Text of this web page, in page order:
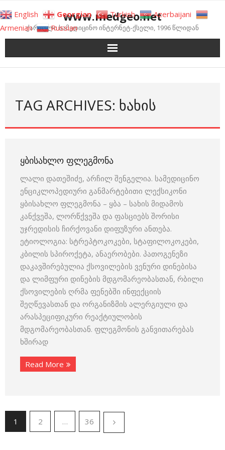
to
content
www.medgeo.net
ქართული სამედიცინო ინტერნეტ-ქსელი, 1996 წლიდან
TAG ARCHIVES: ᲮᲐᲮᲘᲡ
ᲧᲑᲘᲡᲐᲮᲚᲝ ᲤᲚᲔᲒᲛᲝᲜᲐ
ლალი დათეშიძე, არჩილ შენგელია. სამედიცინო
ენციკლოპედიური განმარტებითი ლექსიკონი
ყბისახლო ფლეგმონა – ყბა – სახის მიდამოს
კანქვეშა, ლორწქვეშა და ფასციებს შორისი
უჯრედისის ჩირქოვანი დიფუზური ანთება.
ეტიოლოგია: სტრეპტოკოკები, სტაფილოკოკები,
კბილის სპიროქეტა, ანაერობები. პათოგენეზი
დაკავშირებულია ქსოვილების ვენური დინებისა
და ლიმფური დინების მდგომარეობასთან, რბილი
ქსოვილების ღრმა ფენებში ინფექციის
შეღწევასთან და ორგანიზმის ალერგიული და
არასპეციფიკური რეაქტიულობის
მდგომარეობასთან. ფლეგმონის განვითარებას
ხშირად
Read More
1 2 … 36
English Georgian Turkish
Azerbaijani
Armenian
Russian